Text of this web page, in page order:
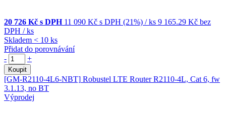
20 726 Kč s DPH 11 090 Kč s DPH (21%) / ks 9 165.29 Kč bez
DPH / ks
Skladem < 10 ks
Přidat do porovnávání
-
+
Koupit
[GM-R2110-4L6-NBT] Robustel LTE Router R2110-4L, Cat 6, fw
3.1.13, no BT
Výprodej